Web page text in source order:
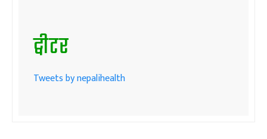
ट्वीटर
Tweets by nepalihealth